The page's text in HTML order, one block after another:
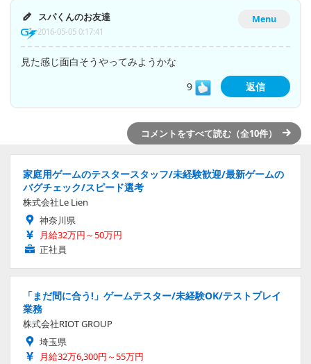
Menu
スパくんのお友達
2016-05-05 0:17:41
見た感じ面白そうやってみようかな
9
返信
コメントをすべて読む（全10件）
家庭用ゲームのテスタースタッフ/未経験歓迎/最新ゲームの
バグチェック/スピード選考
株式会社Le Lien
神奈川県
月給32万円～50万円
正社員
「まだ間に合う!」ゲームテスター/未経験OK/テストプレイ
業務
株式会社RIOT GROUP
埼玉県
月給32万6,300円～55万円